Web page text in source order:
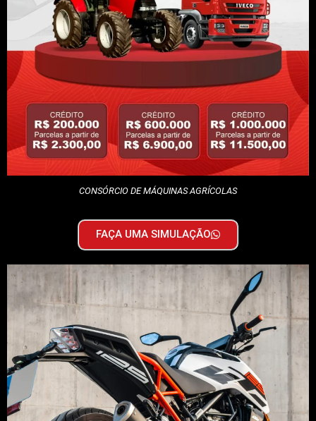
CONSÓRCIO DE MÁQUINAS AGRÍCOLAS
FAÇA UMA SIMULAÇÃO